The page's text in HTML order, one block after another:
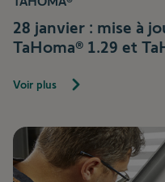
28 janvier : mise à
TaHoma® 1.29 et
Voir plus